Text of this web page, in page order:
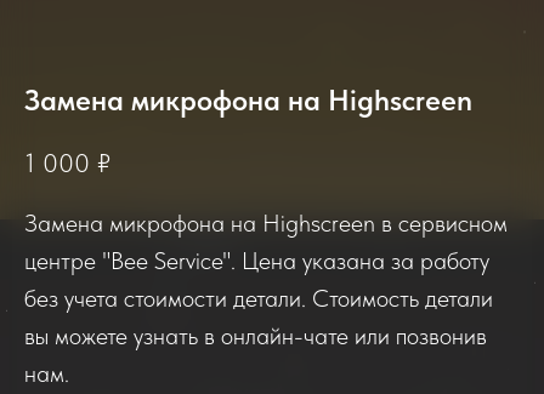
Замена микрофона на Highscreen
1 000 ₽
Замена микрофона на Highscreen в сервисном
центре "Bee Service". Цена указана за работу
без учета стоимости детали. Стоимость детали
вы можете узнать в онлайн-чате или позвонив
нам.
Если вы обращались в наш сервисный центр,
просим вас поделиться своим отзывом. Нам
качестве нашей работы!
Отзывы о нашем сервисе
2025-2026